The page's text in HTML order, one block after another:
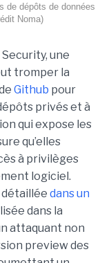
de dépôts de données
Noma)
une
tromper la
Github pour
privés et à
qui expose les
qu’elles
à privilèges
logiciel.
détaillée dans un
dans la
attaquant non
preview des